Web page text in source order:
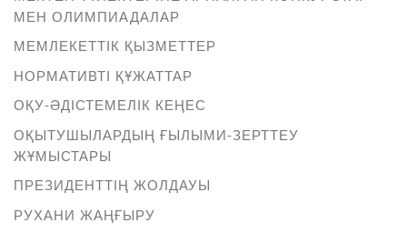
МЕН ОЛИМПИАДАЛАР
МЕМЛЕКЕТТІК ҚЫЗМЕТТЕР
НОРМАТИВТІ ҚҰЖАТТАР
ОҚУ-ӘДІСТЕМЕЛІК КЕҢЕС
ОҚЫТУШЫЛАРДЫҢ ҒЫЛЫМИ-ЗЕРТТЕУ
ЖҰМЫСТАРЫ
ПРЕЗИДЕНТТІҢ ЖОЛДАУЫ
РУХАНИ ЖАҢҒЫРУ